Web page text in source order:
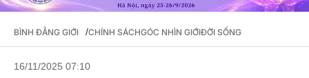
BÌNH ĐẲNG GIỚI /CHÍNH SÁCHGÓC NHÌN GIỚIĐỜI SỐNG
16/11/2025 07:10